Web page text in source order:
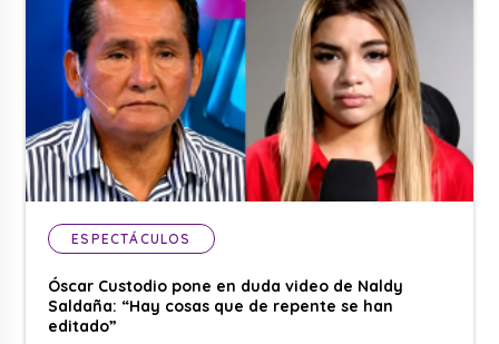
ESPECTÁCULOS
Óscar Custodio pone en duda video de Naldy
Saldaña: “Hay cosas que de repente se han
editado”